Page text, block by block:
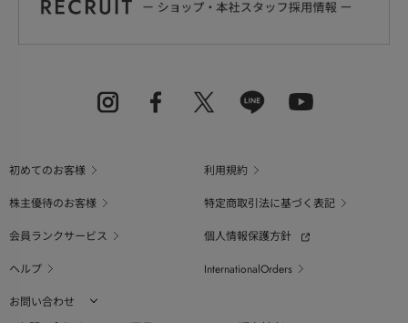
初めてのお客様
利用規約
株主優待のお客様
特定商取引法に基づく表記
会員ランクサービス
個人情報保護方針
ヘルプ
InternationalOrders
お問い合わせ